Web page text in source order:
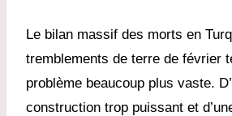
Le bilan massif des morts en
tremblements de terre de février
problème beaucoup plus vaste.
construction trop puissant et